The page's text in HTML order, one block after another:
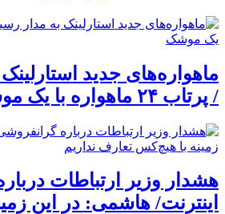
ماهواره‌های جدید
/ پرتاب ۲۴ ماهواره با یک موشک
هشدار وزیر ارتباطات
اینترنت/ هاشمی: در این